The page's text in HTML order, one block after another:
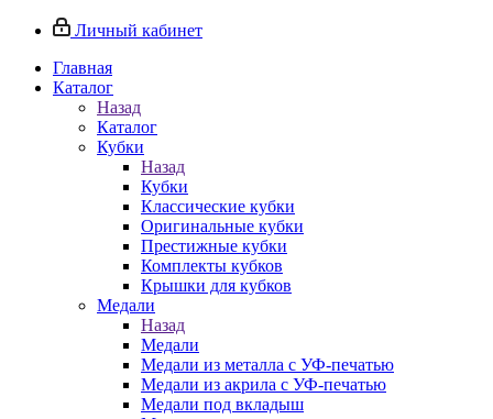
Личный кабинет
Главная
Каталог
Назад
Каталог
Кубки
Назад
Кубки
Классические кубки
Оригинальные кубки
Престижные кубки
Комплекты кубков
Крышки для кубков
Медали
Назад
Медали
Медали из металла с УФ-печатью
Медали из акрила с УФ-печатью
Медали под вкладыш